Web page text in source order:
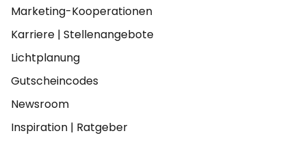
Marketing-Kooperationen
Karriere | Stellenangebote
Lichtplanung
Gutscheincodes
Newsroom
Inspiration | Ratgeber